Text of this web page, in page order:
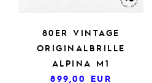
80ER VINTAGE
ORIGINALBRILLE
ALPINA M1
899,00 EUR